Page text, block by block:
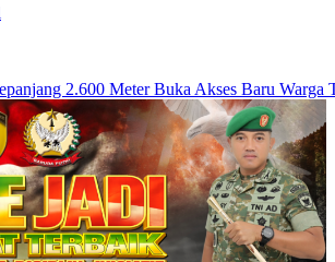
2.600 Meter Buka Akses Baru Warga